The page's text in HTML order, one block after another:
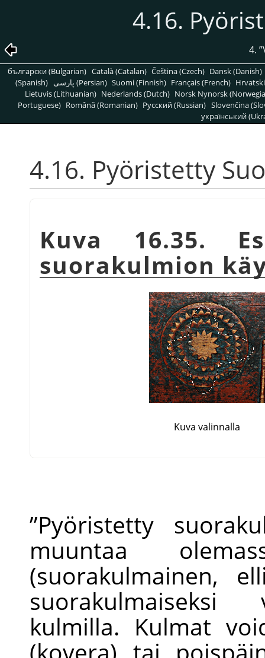
4.16.
4. ”
български (Bulgarian) Català (Catalan) Čeština (Czech) Dansk (Danish)
(Spanish)
پارسی (Persian) Suomi (Finnish) Français (French)
Lietuvis (Lithuanian) Nederlands (Dutch) Norsk Nynorsk
Portuguese) Română (Romanian) Pусский (Russian) Slovenčina
український
4.16. Pyöristetty
Kuva 16.35.
suorakulmion
Kuva valinnalla
”Pyöristetty
muuntaa
(suorakulmainen,
suorakulmaiseksi
kulmilla. Kulmat
(kovera) tai